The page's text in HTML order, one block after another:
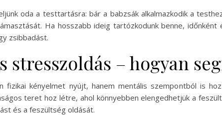
oda a testtartásra: bár a babzsák alkalmazkodik a
Ha hosszabb ideig tartózkodunk benne,
zsibbadást.
stresszoldás – hogyan
fizikai kényelmet nyújt, hanem mentális szempontból is
teret hoz létre, ahol könnyebben elengedhetjük a
és a feszültség oldását.